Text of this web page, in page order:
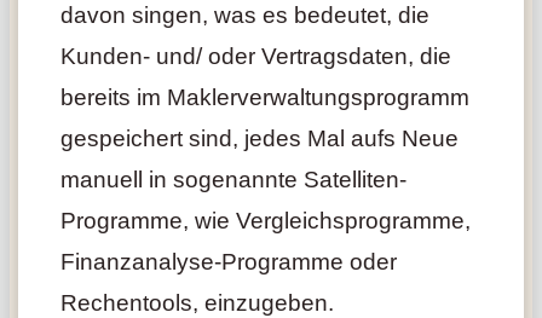
davon singen, was es bedeutet, die
Kunden- und/ oder Vertragsdaten, die
bereits im Maklerverwaltungsprogramm
gespeichert sind, jedes Mal aufs Neue
manuell in sogenannte Satelliten-
Programme, wie Vergleichsprogramme,
Finanzanalyse-Programme oder
Rechentools, einzugeben.